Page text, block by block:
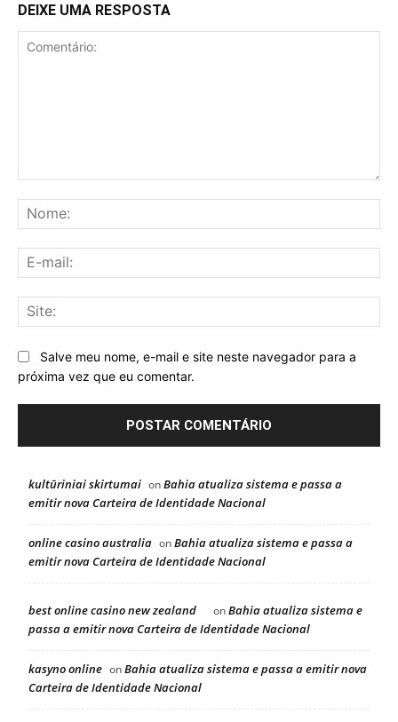
DEIXE UMA RESPOSTA
Salve meu nome, e-mail e site neste navegador para a
próxima vez que eu comentar.
kultūriniai skirtumai onBahia atualiza sistema e passa a
emitir nova Carteira de Identidade Nacional
online casino australia onBahia atualiza sistema e passa a
emitir nova Carteira de Identidade Nacional
best online casino new zealand onBahia atualiza sistema e
passa a emitir nova Carteira de Identidade Nacional
kasyno online onBahia atualiza sistema e passa a emitir nova
Carteira de Identidade Nacional